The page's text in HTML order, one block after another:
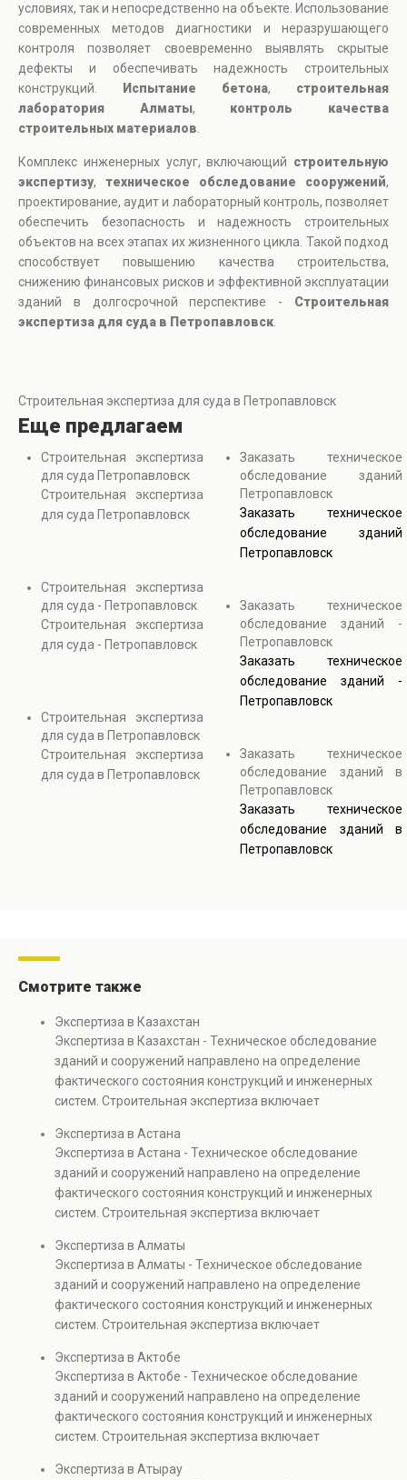
условиях, так и непосредственно на объекте. Использование
современных методов диагностики и неразрушающего
контроля позволяет своевременно выявлять скрытые
дефекты и обеспечивать надежность строительных
конструкций.
Испытание бетона, строительная
лаборатория Алматы, контроль качества
строительных материалов
Комплекс инженерных услуг, включающий строительную
экспертизу, техническое обследование сооружений,
проектирование, аудит и лабораторный контроль, позволяет
обеспечить безопасность и надежность строительных
объектов на всех этапах их жизненного цикла. Такой подход
способствует повышению качества строительства,
снижению финансовых рисков и эффективной эксплуатации
зданий в долгосрочной перспективе - Строительная
экспертиза для суда в Петропавловск
Строительная экспертиза для суда в Петропавловск
Еще предлагаем
Строительная экспертиза
для суда Петропавловск
Строительная экспертиза
для суда Петропавловск
Строительная экспертиза
для суда - Петропавловск
Строительная экспертиза
для суда - Петропавловск
Строительная экспертиза
для суда в Петропавловск
Строительная экспертиза
для суда в Петропавловск
Заказать техническое
обследование зданий
Петропавловск
Заказать техническое
обследование зданий
Петропавловск
Заказать техническое
обследование зданий -
Петропавловск
Заказать техническое
обследование зданий -
Петропавловск
Заказать техническое
обследование зданий в
Петропавловск
Заказать техническое
обследование зданий в
Петропавловск
Смотрите также
Экспертиза в Казахстан
Экспертиза в Казахстан - Техническое обследование
зданий и сооружений направлено на определение
фактического состояния конструкций и инженерных
систем. Строительная экспертиза включает
элементов и оценку эксплуатационной безопасности.
Услуга востребована при покупке недвижимости,
капитальном ремонте и реконструкции объектов, а
также при судебных разбирательствах и технических
проверках.
Экспертиза в Астана
Экспертиза в Астана - Техническое обследование
зданий и сооружений направлено на определение
фактического состояния конструкций и инженерных
систем. Строительная экспертиза включает
элементов и оценку эксплуатационной безопасности.
Услуга востребована при покупке недвижимости,
капитальном ремонте и реконструкции объектов, а
также при судебных разбирательствах и технических
проверках.
Экспертиза в Алматы
Экспертиза в Алматы - Техническое обследование
зданий и сооружений направлено на определение
фактического состояния конструкций и инженерных
систем. Строительная экспертиза включает
элементов и оценку эксплуатационной безопасности.
Услуга востребована при покупке недвижимости,
капитальном ремонте и реконструкции объектов, а
также при судебных разбирательствах и технических
проверках.
Экспертиза в Актобе
Экспертиза в Актобе - Техническое обследование
зданий и сооружений направлено на определение
фактического состояния конструкций и инженерных
систем. Строительная экспертиза включает
элементов и оценку эксплуатационной безопасности.
Экспертиза в Атырау